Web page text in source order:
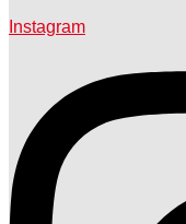
Instagram